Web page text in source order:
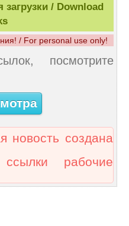
/ Download
/ For personal use only!
посмотрите
новость создана
рабочие